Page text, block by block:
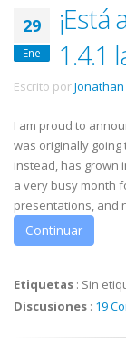
29
Ene
¡Está
1.4.1
Escrito porJonathan
I am proud to
was originally
instead, has grown
a very busy month
presentations, and
Continuar
Etiquetas : Sin
Discusiones : 19